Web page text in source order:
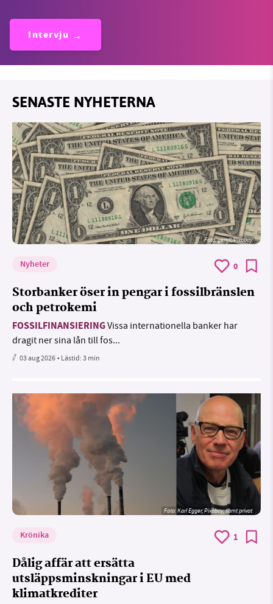
Intervju
SENASTE NYHETERNA
Foto:geralt/Pixabay
Nyheter 0
Storbanker öser in pengar i fossilbränslen
och petrokemi
FOSSILFINANSIERINGVissa internationella banker har
dragit ner sina lån till fos...
03 aug 2026• Lästid:3 min
Foto:Karl Egger, Pixabay, samt privat
Krönika 1
Dålig affär att ersätta
utsläppsminskningar i EU med
klimatkrediter